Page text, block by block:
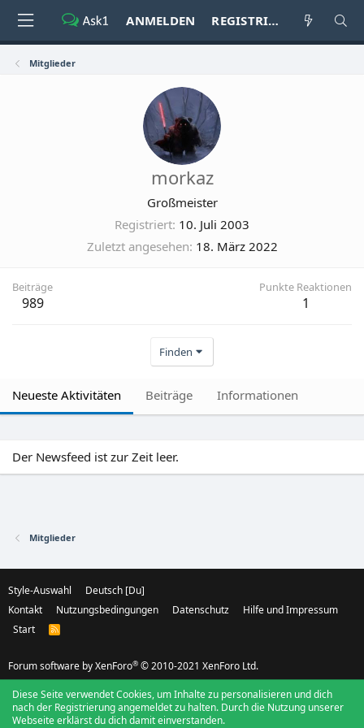
ANMELDEN REGISTRIEREN
Mitglieder
morkaz
Großmeister
Registriert 10. Juli 2003
Zuletzt angesehen 18. März 2022
Beiträge
989
Punkte Reaktionen
1
Finden
Neueste Aktivitäten Beiträge Informationen
Der Newsfeed ist zur Zeit leer.
Mitglieder
Style-Auswahl
Deutsch [Du]
Kontakt
Nutzungsbedingungen Datenschutz
Hilfe und Impressum
Start
R
S
Forum software by XenForo® © 2010-2021 XenForo Ltd.
Diese Seite verwendet Cookies, um Inhalte zu personalisieren und dich
nach der Registrierung angemeldet zu halten. Durch die Nutzung unserer
Webseite erklärst du dich damit einverstanden.